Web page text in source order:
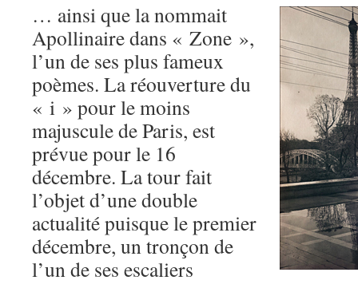
… ainsi que la nommait
Apollinaire dans « Zone »,
l’un de ses plus fameux
poèmes. La réouverture du
« i » pour le moins
majuscule de Paris, est
prévue pour le 16
décembre. La tour fait
l’objet d’une double
actualité puisque le premier
décembre, un tronçon de
l’un de ses escaliers